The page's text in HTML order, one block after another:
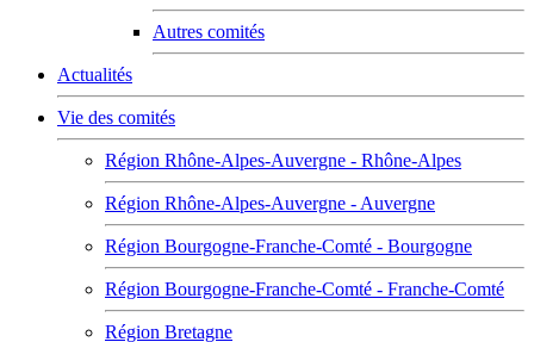
Autres comités
Actualités
Vie des comités
Région Rhône-Alpes-Auvergne - Rhône-Alpes
Région Rhône-Alpes-Auvergne - Auvergne
Région Bourgogne-Franche-Comté - Bourgogne
Région Bourgogne-Franche-Comté - Franche-Comté
Région Bretagne